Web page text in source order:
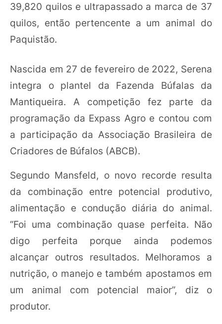
39,820 quilos e ultrapassado a marca de 37
quilos, então pertencente a um animal do
Paquistão.
Nascida em 27 de fevereiro de 2022, Serena
integra o plantel da Fazenda Búfalas da
Mantiqueira. A competição fez parte da
programação da Expass Agro e contou com
a participação da Associação Brasileira de
Criadores de Búfalos (ABCB).
Segundo Mansfeld, o novo recorde resulta
da combinação entre potencial produtivo,
alimentação e condução diária do animal.
“Foi uma combinação quase perfeita. Não
digo perfeita porque ainda podemos
alcançar outros resultados. Melhoramos a
nutrição, o manejo e também apostamos em
um animal com potencial maior”, diz o
produtor.